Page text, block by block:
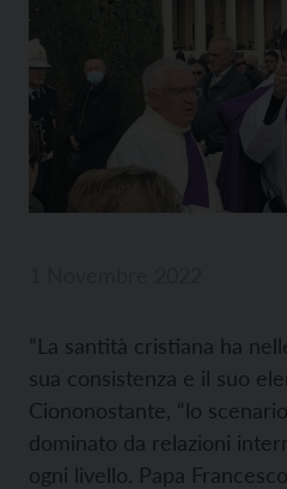
“La santità cristiana ha
sua consistenza e il suo
Ciononostante, “lo
dominato da relazioni
ogni livello. Papa